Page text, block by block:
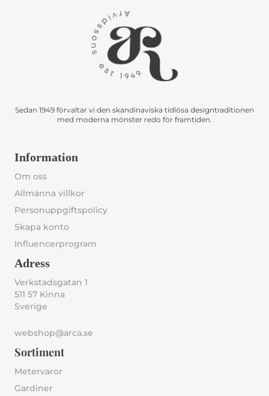
Sedan 1949 förvaltar vi den skandinaviska tidlösa designtraditionen
med moderna mönster redo för framtiden.
Information
Om oss
Allmänna villkor
Personuppgiftspolicy
Skapa konto
Influencerprogram
Adress
Verkstadsgatan 1
511 57 Kinna
Sverige
webshop@arca.se
Sortiment
Metervaror
Gardiner